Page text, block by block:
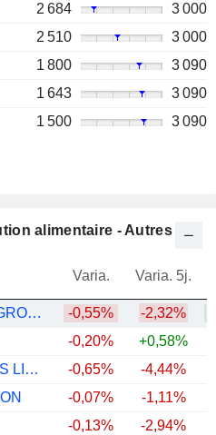
2 684
3 000
2 510
3 000
1 800
3 090
1 643
3 090
1 500 3 090
alimentaire - Autres
Varia. Varia. 5j.
CENTRAL FOREST GROUP, INC. -0,55% -2,32%
-0,20% +0,58%
LOBLAW COMPANIES LIMITED
-0,65% -4,44%
-0,07% -1,11%
-0,13% -2,94%